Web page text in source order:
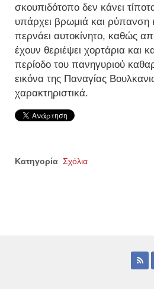
σκουπιδότοπο δεν κάνει
υπάρχει βρωμιά και ρύπανση
περνάει αυτοκίνητο, καθώς
έχουν θεριέψει χορτάρια και
περίοδο του πανηγυριού
εικόνα της Παναγίας
χαρακτηριστικά.
Κατηγορία Σχόλια